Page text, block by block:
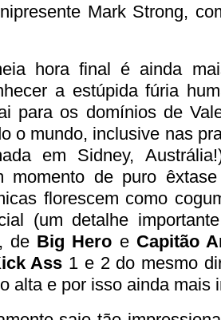
Mark Strong,
hora final é ainda
a estúpida fúria
para os domínios de
o mundo, inclusive nas
em Sidney,
momento de puro
florescem como
(um detalhe
de Big Hero e Capitão
Ass 1 e 2 do mesmo
alta e por isso ainda mais